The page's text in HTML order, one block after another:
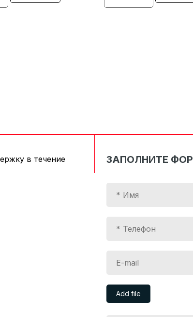
Add file
в течение
ЗАПОЛНИТЕ